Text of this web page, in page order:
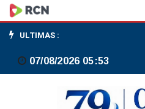
ONS:
Custo
Marginal
ULTIMAS :
07/08/2026 05:53